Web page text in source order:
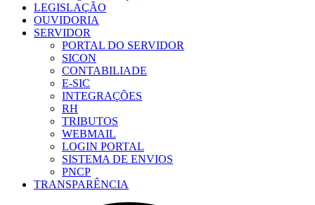
LEGISLAÇÃO
OUVIDORIA
SERVIDOR
PORTAL DO SERVIDOR
SICON
CONTABILIADE
E-SIC
INTEGRAÇÕES
RH
TRIBUTOS
WEBMAIL
LOGIN PORTAL
SISTEMA DE ENVIOS
PNCP
TRANSPARÊNCIA